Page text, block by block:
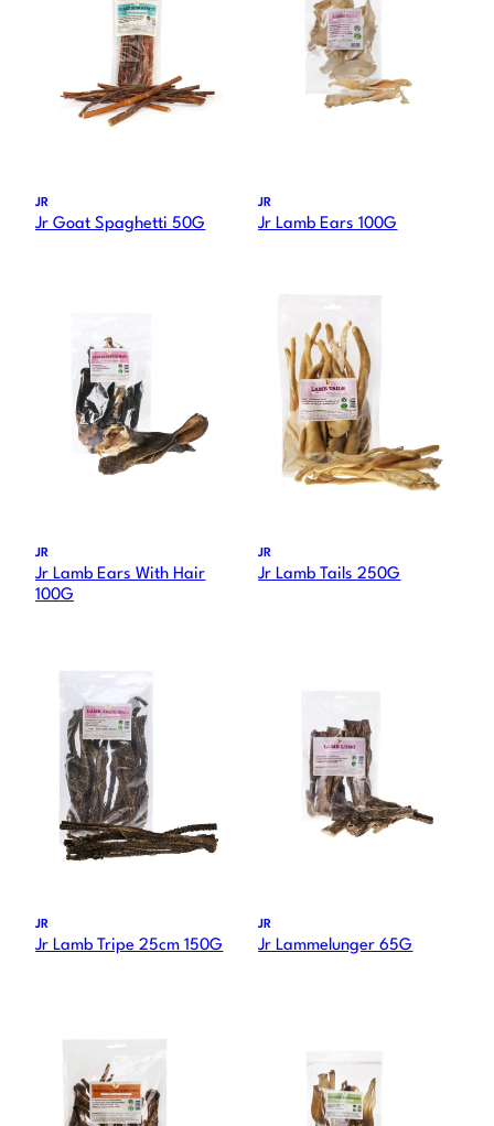
JR
Jr Goat Spaghetti 50G
JR
Jr Lamb Ears 100G
JR
Jr Lamb Ears With Hair
100G
JR
Jr Lamb Tails 250G
JR
Jr Lamb Tripe 25cm 150G
JR
Jr Lammelunger 65G